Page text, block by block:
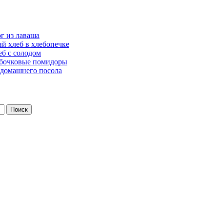
из лаваша
хлеб в хлебопечке
с солодом
помидоры
посола